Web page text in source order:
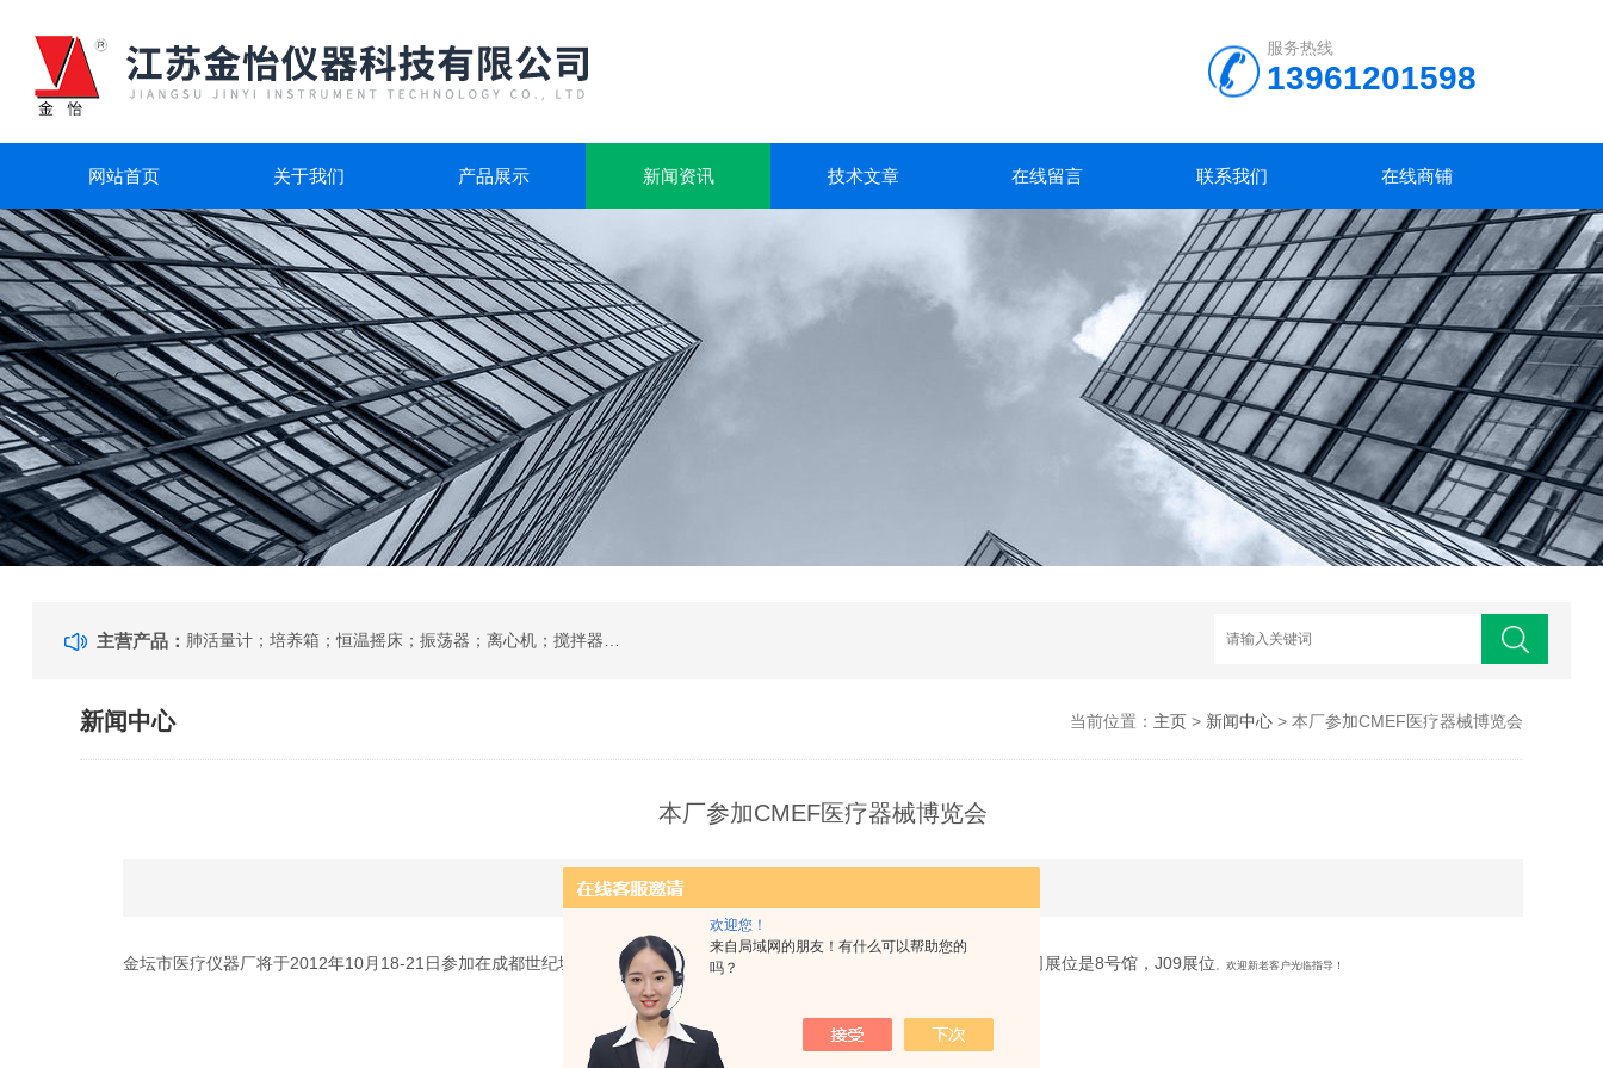
欢迎您！
来自局域网的朋友！有什么可以帮助您的
吗？
服务热线
13961201598
网站首页 关于我们 产品展示 新闻资讯 技术文章 在线留言 联系我们 在线商铺
主营产品：
新闻中心 当前位置： 主页> 新闻中心> 本厂参加CMEF医疗器械博览会
本厂参加CMEF医疗器械博览会
金坛市医疗仪器厂将于2012年10月18-21日参加在成都世纪城新会展中心召开的第68届中国医疗器械（秋季）博览会，本公司展位是8号馆，J09展位 。欢迎新老客户光临指导！